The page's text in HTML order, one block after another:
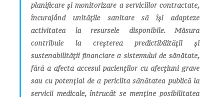
planificare și monitorizare a serviciilor contractate,
încurajând unitățile sanitare să își adapteze
activitatea la resursele disponibile. Măsura
contribuie la creșterea predictibilității și
sustenabilității financiare a sistemului de sănătate,
fără a afecta accesul pacienților cu afecțiuni grave
sau cu potențial de a periclita sănătatea publică la
servicii medicale, întrucât se menține posibilitatea